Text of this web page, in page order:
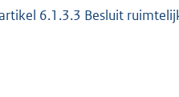
6.1.3.3 Besluit